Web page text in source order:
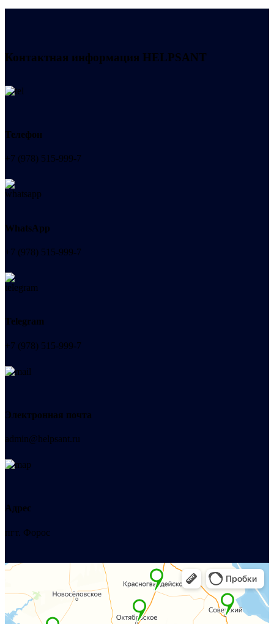
Контактная информация HELPSANT
Телефон
+7 (978) 515-999-7
WhatsApp
+7 (978) 515-999-7
Telegram
+7 (978) 515-999-7
Электронная почта
admin@helpsant.ru
Адрес
пгт. Форос